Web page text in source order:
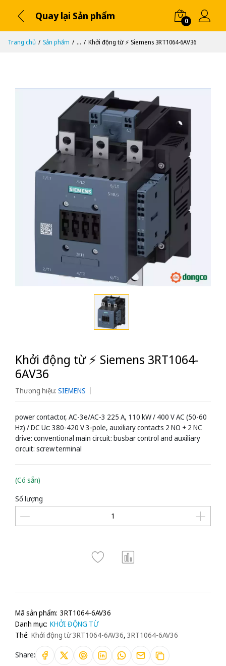
Quay lại Sản phẩm 0
Trang chủ Sản phẩm ... Khởi động từ ⚡️ Siemens 3RT1064-6AV36
Khởi động từ ⚡️ Siemens 3RT1064-
6AV36
Thương hiệu: SIEMENS
power contactor, AC-3e/AC-3 225 A, 110 kW / 400 V AC (50-60
Hz) / DC Uc: 380-420 V 3-pole, auxiliary contacts 2 NO + 2 NC
drive: conventional main circuit: busbar control and auxiliary
circuit: screw terminal
(Có sẵn)
Số lượng
Mã sản phẩm: 3RT1064-6AV36
Danh mục: KHỞI ĐỘNG TỪ
Thẻ: Khởi động từ 3RT1064-6AV36, 3RT1064-6AV36
Share: